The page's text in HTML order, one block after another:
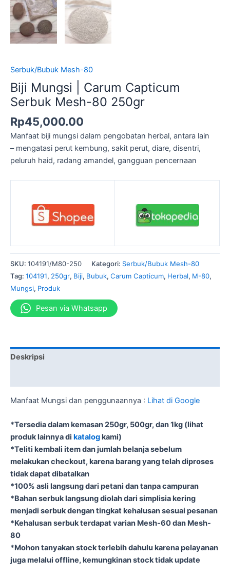
Serbuk/Bubuk Mesh-80
Biji Mungsi | Carum Capticum
Serbuk Mesh-80 250gr
Rp45,000.00
Manfaat biji mungsi dalam pengobatan herbal, antara lain
– mengatasi perut kembung, sakit perut, diare, disentri,
peluruh haid, radang amandel, gangguan pencernaan
SKU: 104191/M80-250 Kategori: Serbuk/Bubuk Mesh-80
Tag: 104191, 250gr, Biji, Bubuk, Carum Capticum, Herbal, M-80,
Mungsi, Produk
Pesan via Whatsapp
Deskripsi
Manfaat Mungsi dan penggunaannya : Lihat di Google
*Tersedia dalam kemasan 250gr, 500gr, dan 1kg (lihat
produk lainnya di katalogkami)
*Teliti kembali item dan jumlah belanja sebelum
melakukan checkout, karena barang yang telah diproses
tidak dapat dibatalkan
*100% asli langsung dari petani dan tanpa campuran
*Bahan serbuk langsung diolah dari simplisia kering
menjadi serbuk dengan tingkat kehalusan sesuai pesanan
*Kehalusan serbuk terdapat varian Mesh-60 dan Mesh-
80
*Mohon tanyakan stock terlebih dahulu karena pelayanan
juga melalui offline, kemungkinan stock tidak update